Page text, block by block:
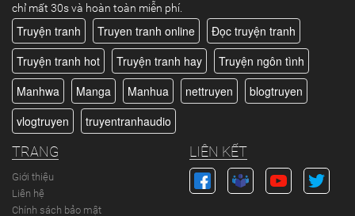
chỉ mất 30s và hoàn toàn miễn phí.
Truyện tranh Truyen tranh online
Đọc truyện tranh
Truyện tranh hot
Truyện tranh hay
Truyện ngôn tình
Manhwa
Manga Manhua nettruyen
blogtruyen
vlogtruyen
truyentranhaudio
TRANG
Giới thiệu
Liên hệ
Chính sách bảo mật
LIÊN KẾT